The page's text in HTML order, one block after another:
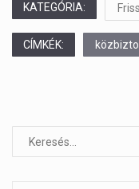
KATEGÓRIA: Friss
CÍMKÉK: